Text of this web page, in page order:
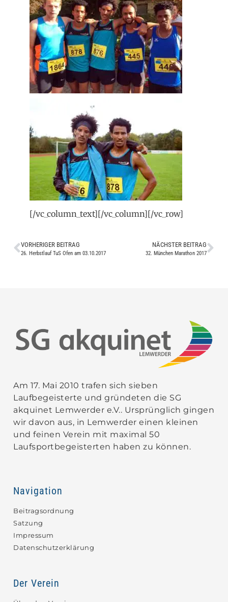
[/vc_column_text][/vc_column][/vc_row]
VORHERIGER BEITRAG
26. Herbstlauf TuS Ofen am 03.10.2017
NÄCHSTER BEITRAG
32. München Marathon 2017
Am 17. Mai 2010 trafen sich sieben
Laufbegeisterte und gründeten die SG
akquinet Lemwerder e.V.. Ursprünglich gingen
wir davon aus, in Lemwerder einen kleinen
und feinen Verein mit maximal 50
Laufsportbegeisterten haben zu können.
Navigation
Beitragsordnung
Satzung
Impressum
Datenschutzerklärung
Der Verein